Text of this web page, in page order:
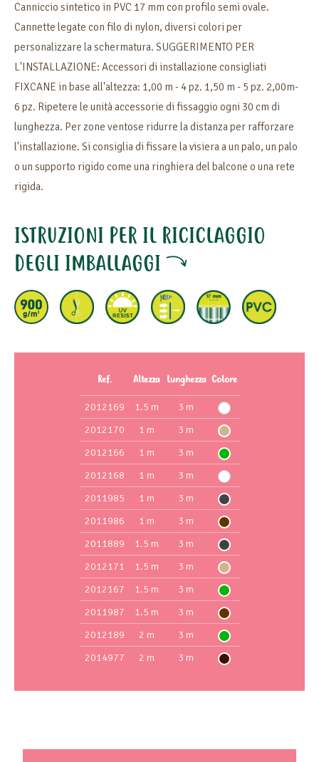
Ref. Altezza Lunghezza Colore
2012169 1.5 m
3 m
2012170
1 m
3 m
2012166
1 m
3 m
2012168
1 m
3 m
2011985
1 m
3 m
2011986
1 m
3 m
2011889
1.5 m
3 m
2012171
1.5 m
3 m
2012167
1.5 m
3 m
2011987
1.5 m
3 m
2012189
2 m
3 m
2014977
2 m 3 m
Canniccio sintetico in PVC 17 mm con profilo semi ovale.
Cannette legate con filo di nylon, diversi colori per
personalizzare la schermatura. SUGGERIMENTO PER
L'INSTALLAZIONE: Accessori di installazione consigliati
FIXCANE in base all'altezza: 1,00 m - 4 pz. 1,50 m - 5 pz. 2,00m-
6 pz. Ripetere le unità accessorie di fissaggio ogni 30 cm di
lunghezza. Per zone ventose ridurre la distanza per rafforzare
l'installazione. Si consiglia di fissare la visiera a un palo, un palo
o un supporto rigido come una ringhiera del balcone o una rete
rigida.
ISTRUZIONI PER IL RICICLAGGIO
DEGLI IMBALLAGGI